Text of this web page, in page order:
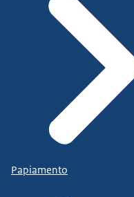
Papiamento